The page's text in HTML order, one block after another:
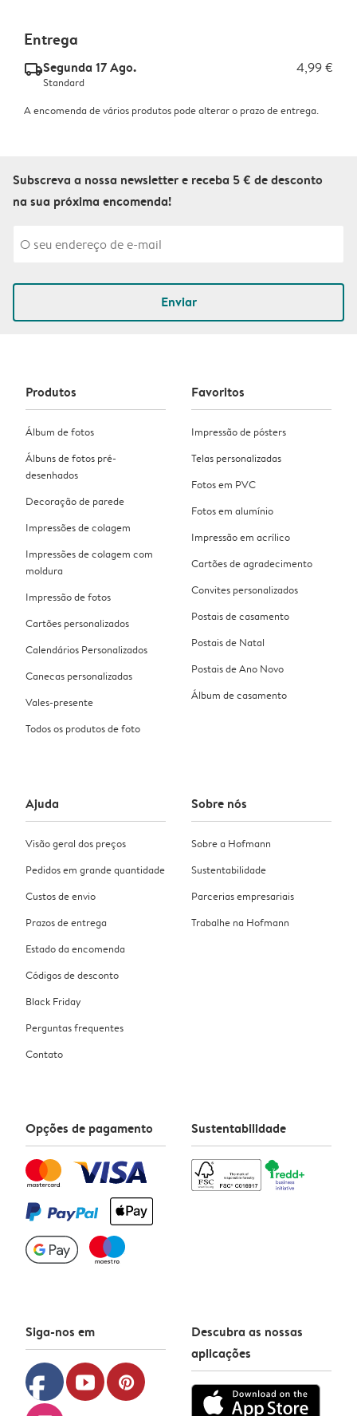
Entrega
delivery_standard_v2Segunda 17 Ago. 4,99 €
Standard
A encomenda de vários produtos pode alterar o prazo de entrega.
Subscreva a nossa newsletter e receba 5 € de desconto
na sua próxima encomenda!
Enviar
Produtos
Álbum de fotos
Álbuns de fotos pré-
desenhados
Decoração de parede
Impressões de colagem
Impressões de colagem com
moldura
Impressão de fotos
Cartões personalizados
Calendários Personalizados
Canecas personalizadas
Vales-presente
Todos os produtos de foto
Favoritos
Impressão de pósters
Telas personalizadas
Fotos em PVC
Fotos em alumínio
Impressão em acrílico
Cartões de agradecimento
Convites personalizados
Postais de casamento
Postais de Natal
Postais de Ano Novo
Álbum de casamento
Ajuda
Visão geral dos preços
Pedidos em grande quantidade
Custos de envio
Prazos de entrega
Estado da encomenda
Códigos de desconto
Black Friday
Perguntas frequentes
Contato
Sobre nós
Sobre a Hofmann
Sustentabilidade
Parcerias empresariais
Trabalhe na Hofmann
Opções de pagamento Sustentabilidade
Siga-nos em
facebook youtube pinterest
Descubra as nossas
aplicações